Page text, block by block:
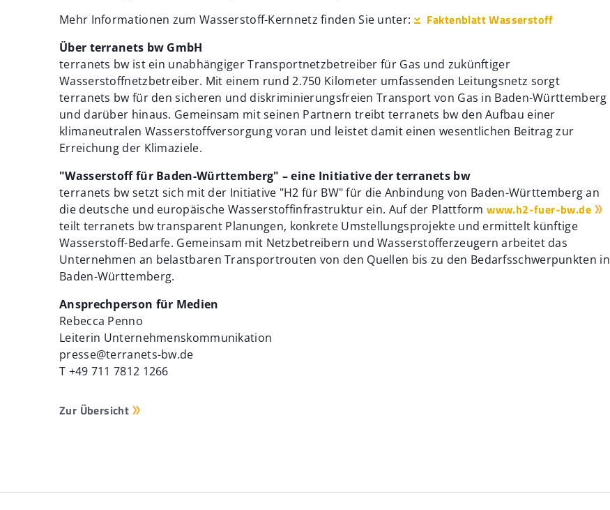
Mehr Informationen zum Wasserstoff-Kernnetz finden Sie unter:
Faktenblatt Wasserstoff
Über terranets bw GmbH
terranets bw ist ein unabhängiger Transportnetzbetreiber für Gas und zukünftiger
Wasserstoffnetzbetreiber. Mit einem rund 2.750 Kilometer umfassenden Leitungsnetz sorgt
terranets bw für den sicheren und diskriminierungsfreien Transport von Gas in Baden-Württemberg
und darüber hinaus. Gemeinsam mit seinen Partnern treibt terranets bw den Aufbau einer
klimaneutralen Wasserstoffversorgung voran und leistet damit einen wesentlichen Beitrag zur
Erreichung der Klimaziele.
"Wasserstoff für Baden-Württemberg" – eine Initiative der terranets bw
terranets bw setzt sich mit der Initiative "H2 für BW" für die Anbindung von Baden-Württemberg an
die deutsche und europäische Wasserstoffinfrastruktur ein. Auf der Plattformwww.h2-fuer-bw.de
teilt terranets bw transparent Planungen, konkrete Umstellungsprojekte und ermittelt künftige
Wasserstoff-Bedarfe. Gemeinsam mit Netzbetreibern und Wasserstofferzeugern arbeitet das
Unternehmen an belastbaren Transportrouten von den Quellen bis zu den Bedarfsschwerpunkten in
Baden-Württemberg.
Ansprechperson für Medien
Rebecca Penno
Leiterin Unternehmenskommunikation
presse@terranets-bw.de
T +49 711 7812 1266
Zur Übersicht